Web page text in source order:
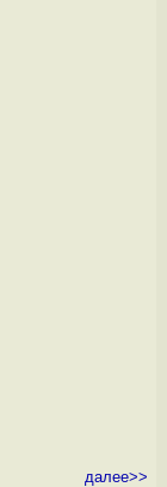
далее>>